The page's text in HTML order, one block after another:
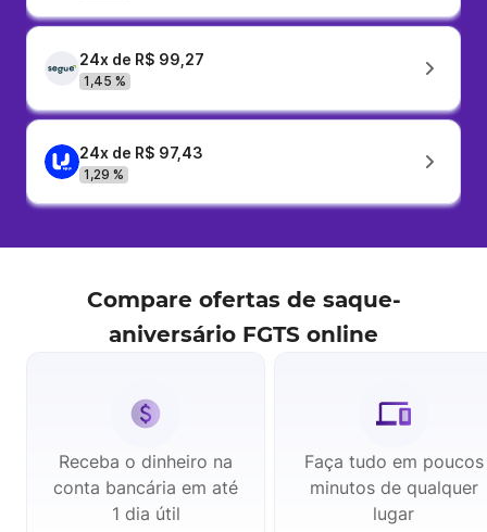
24x de R$ 99,27
1,45 %
24x de R$ 97,43
1,29 %
Compare ofertas de saque-
aniversário FGTS online
Receba o dinheiro na
conta bancária em até
1 dia útil
Faça tudo em poucos
minutos de qualquer
lugar